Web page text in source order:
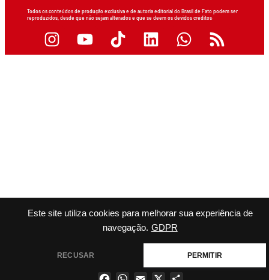
Este site utiliza cookies para melhorar sua experiência de
navegação. GDPR
RECUSAR PERMITIR
Todos os conteúdos de produção exclusiva e de autoria editorial do Brasil de Fato podem ser
reproduzidos, desde que não sejam alterados e que se deem os devidos créditos.
FacebookWhatsApp
Email